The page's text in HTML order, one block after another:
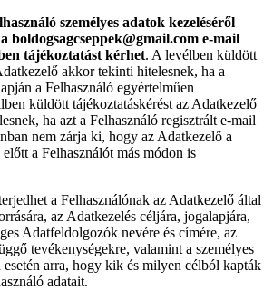
személyes adatok kezeléséről
boldogsagcseppek@gmail.com e-mail
tájékoztatást kérhet. A levélben küldött
akkor tekinti hitelesnek, ha a
a Felhasználó egyértelműen
küldött tájékoztatáskérést az Adatkezelő
ha azt a Felhasználó regisztrált e-mail
nem zárja ki, hogy az Adatkezelő a
előtt a Felhasználót más módon is
a Felhasználónak az Adatkezelő által
az Adatkezelés céljára, jogalapjára,
Adatfeldolgozók nevére és címére, az
tevékenységekre, valamint a személyes
esetén arra, hogy kik és milyen célból kapták
adatait.